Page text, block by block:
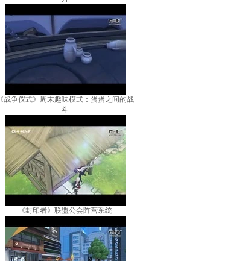
《战争仪式》周末趣味模式：蛋蛋之间的战
斗
《封印者》联盟公会阵营系统